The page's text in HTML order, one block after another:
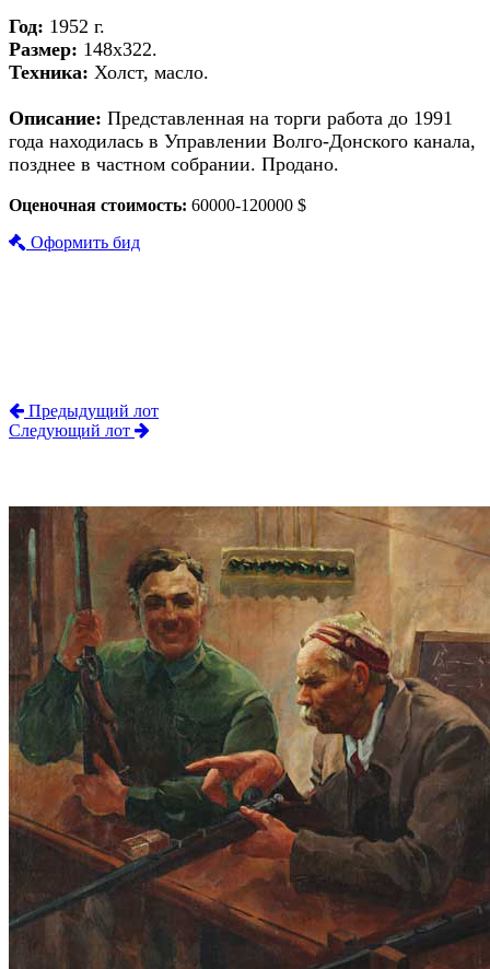
Год: 1952 г.
Размер: 148x322.
Техника: Холст, масло.
Описание: Представленная на торги работа до 1991
года находилась в Управлении Волго-Донского канала,
позднее в частном собрании. Продано.
Оценочная стоимость: 60000-120000 $
Оформить бид
Предыдущий лот
Следующий лот